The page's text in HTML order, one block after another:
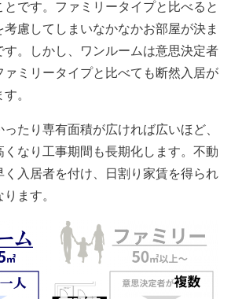
です。ファミリータイプと比べると
慮してしまいなかなかお部屋が決ま
す。しかし、ワンルームは意思決定者
ァミリータイプと比べても断然入居が
。
たり専有面積が広ければ広いほど、
くなり工事期間も長期化します。不動
く入居者を付け、日割り家賃を得られ
ます。